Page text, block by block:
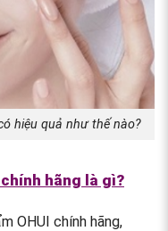
hiệu quả như thế nào?
hãng là gì?
OHUI chính hãng,